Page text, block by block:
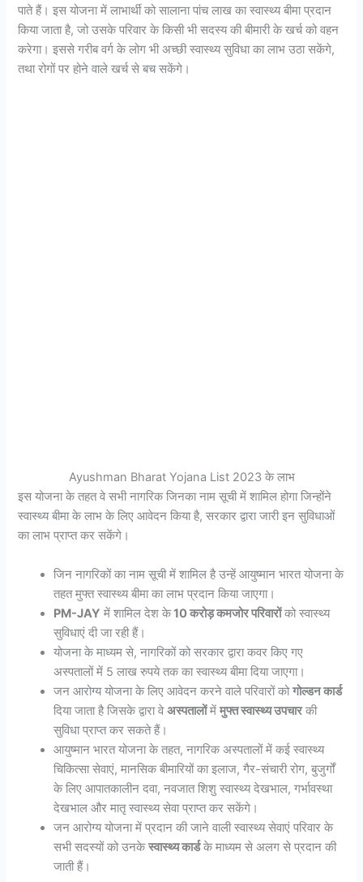
पाते हैं। इस योजना में लाभार्थी को सालाना पांच लाख का स्वास्थ्य बीमा प्रदान
किया जाता है, जो उसके परिवार के किसी भी सदस्य की बीमारी के खर्च को वहन
करेगा। इससे गरीब वर्ग के लोग भी अच्छी स्वास्थ्य सुविधा का लाभ उठा सकेंगे,
तथा रोगों पर होने वाले खर्च से बच सकेंगे।
Ayushman Bharat Yojana List 2023 के लाभ
इस योजना के तहत वे सभी नागरिक जिनका नाम सूची में शामिल होगा जिन्होंने
स्वास्थ्य बीमा के लाभ के लिए आवेदन किया है, सरकार द्वारा जारी इन सुविधाओं
का लाभ प्राप्त कर सकेंगे।
जिन नागरिकों का नाम सूची में शामिल है उन्हें आयुष्मान भारत योजना के
तहत मुफ्त स्वास्थ्य बीमा का लाभ प्रदान किया जाएगा।
PM-JAY में शामिल देश के10 करोड़ कमजोर परिवारोंको स्वास्थ्य
सुविधाएं दी जा रही हैं।
योजना के माध्यम से, नागरिकों को सरकार द्वारा कवर किए गए
अस्पतालों में 5 लाख रुपये तक का स्वास्थ्य बीमा दिया जाएगा।
जन आरोग्य योजना के लिए आवेदन करने वाले परिवारों कोगोल्डन कार्ड
दिया जाता है जिसके द्वारा वेअस्पतालोंमेंमुफ्त स्वास्थ्य उपचारकी
सुविधा प्राप्त कर सकते हैं।
आयुष्मान भारत योजना के तहत, नागरिक अस्पतालों में कई स्वास्थ्य
चिकित्सा सेवाएं, मानसिक बीमारियों का इलाज, गैर-संचारी रोग, बुजुर्गों
के लिए आपातकालीन दवा, नवजात शिशु स्वास्थ्य देखभाल, गर्भावस्था
देखभाल और मातृ स्वास्थ्य सेवा प्राप्त कर सकेंगे।
जन आरोग्य योजना में प्रदान की जाने वाली स्वास्थ्य सेवाएं परिवार के
सभी सदस्यों को उनकेस्वास्थ्य कार्डके माध्यम से अलग से प्रदान की
जाती हैं।